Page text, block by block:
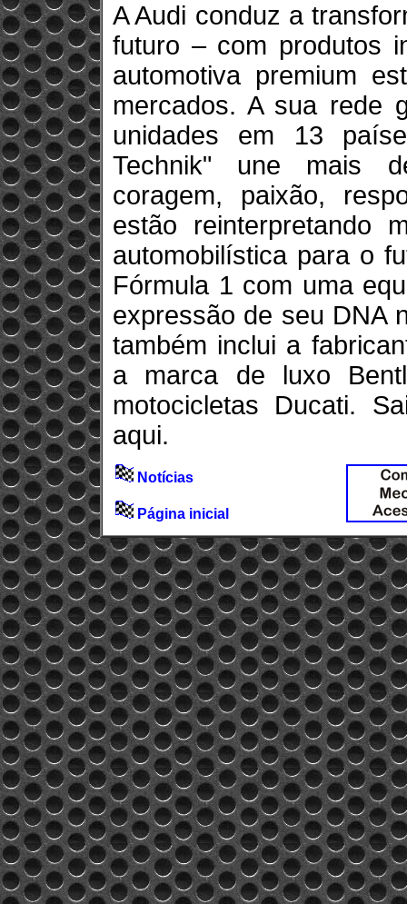
A Audi conduz a
futuro – com produtos
automotiva premium
mercados. A sua rede
unidades em 13
Technik" une mais
coragem, paixão,
estão reinterpretando
automobilística para o
Fórmula 1 com uma
expressão de seu DNA
também inclui a
a marca de luxo
motocicletas Ducati.
aqui.
Notícias
Página inicial